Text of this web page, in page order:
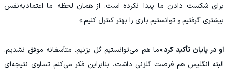
برای شکست دادن ما پیدا نکرده است. از همان لحظه ما اعتمادبه‌نفس
بیشتری گرفتیم و توانستیم بازی را بهتر کنترل کنیم.»
او در پایان تأکید کرد:«ما هم می‌توانستیم گل بزنیم. متأسفانه موفق نشدیم.
البته انگلیس هم فرصت گلزنی داشت. بنابراین فکر می‌کنم تساوی نتیجه‌ای